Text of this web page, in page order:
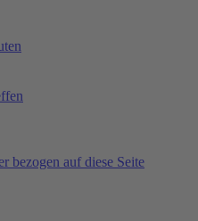
auf diese Seite